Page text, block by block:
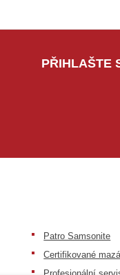
PŘIHLAŠTE
Patro Samsonite
Certifikované